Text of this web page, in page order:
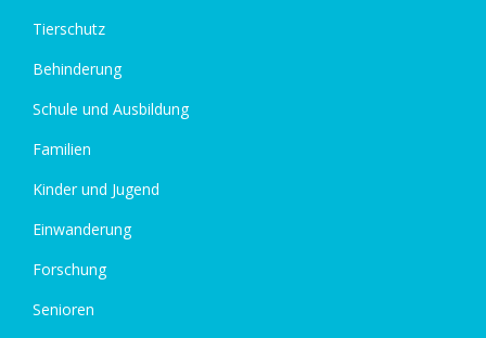
Tierschutz
Behinderung
Schule und Ausbildung
Familien
Kinder und Jugend
Einwanderung
Forschung
Senioren